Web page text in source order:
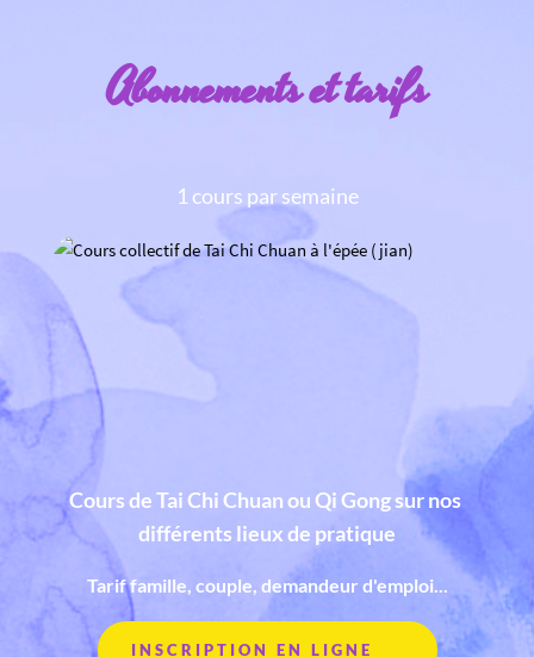
Abonnements et tarifs
1 cours par semaine
Cours de Tai Chi Chuan ou Qi Gong sur nos
différents lieux de pratique
Tarif famille, couple, demandeur d'emploi...
INSCRIPTION EN LIGNE